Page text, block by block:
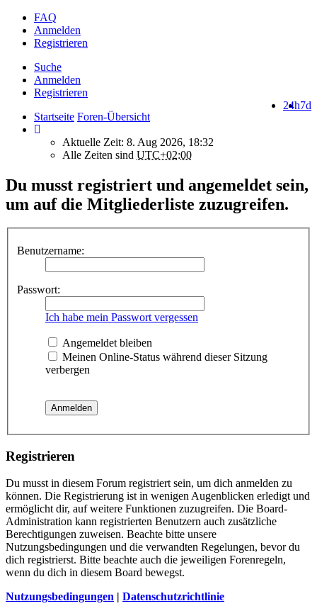
FAQ
Anmelden
Registrieren
Suche
Anmelden
Registrieren
7d
24h
Startseite Foren-Übersicht
Aktuelle Zeit: 8. Aug 2026, 18:32
Alle Zeiten sind UTC+02:00
Du musst registriert und angemeldet sein,
um auf die Mitgliederliste zuzugreifen.
Benutzername:
Passwort:
Ich habe mein Passwort vergessen
Angemeldet bleiben
Meinen Online-Status während dieser Sitzung
verbergen
Registrieren
Du musst in diesem Forum registriert sein, um dich anmelden zu
können. Die Registrierung ist in wenigen Augenblicken erledigt und
ermöglicht dir, auf weitere Funktionen zuzugreifen. Die Board-
Administration kann registrierten Benutzern auch zusätzliche
Berechtigungen zuweisen. Beachte bitte unsere
Nutzungsbedingungen und die verwandten Regelungen, bevor du
dich registrierst. Bitte beachte auch die jeweiligen Forenregeln,
wenn du dich in diesem Board bewegst.
Nutzungsbedingungen | Datenschutzrichtlinie